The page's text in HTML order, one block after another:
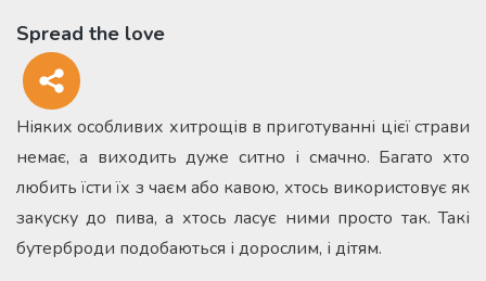
Spread the love
Ніяких особливих хитрощів в приготуванні цієї страви
немає, а виходить дуже ситно і смачно. Багато хто
любить їсти їх з чаєм або кавою, хтось використовує як
закуску до пива, а хтось ласує ними просто так. Такі
бутерброди подобаються і дорослим, і дітям.